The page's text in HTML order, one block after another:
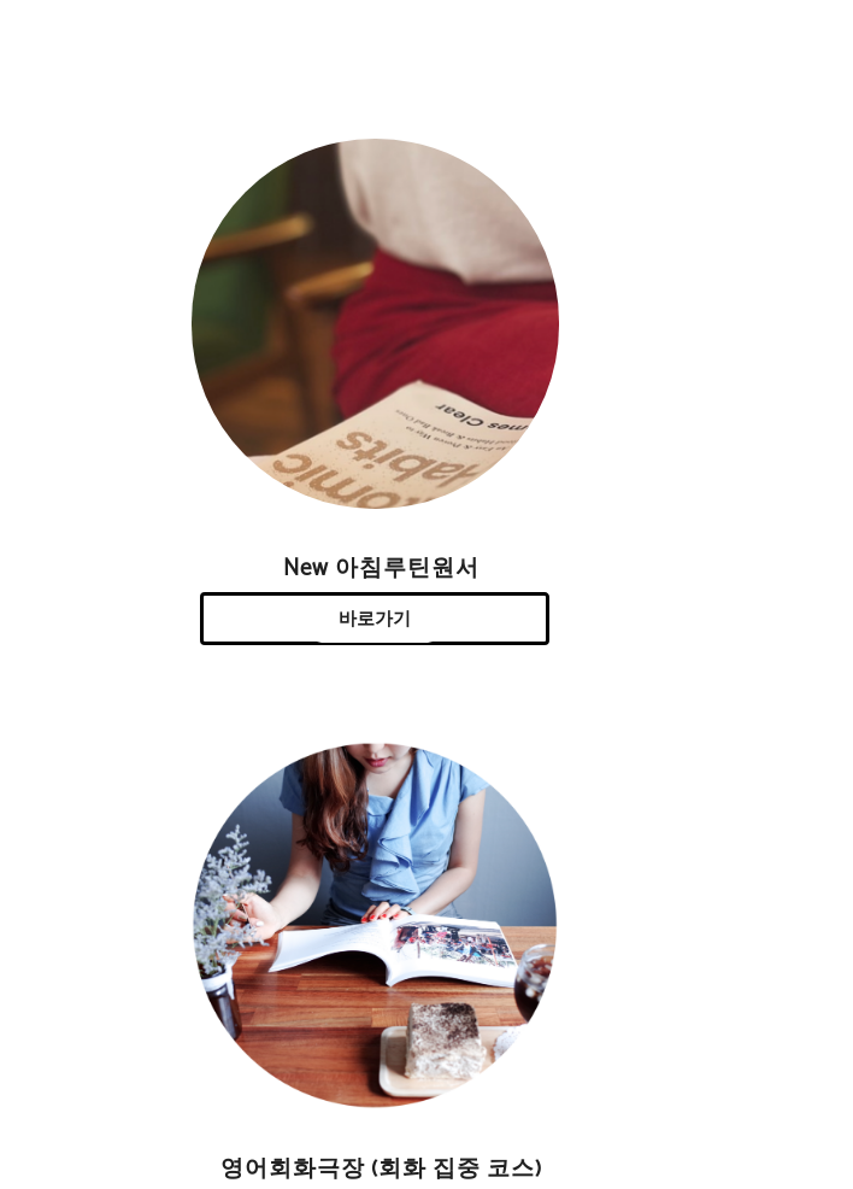
New 아침루틴원서
바로가기
영어회화극장 (회화 집중 코스)